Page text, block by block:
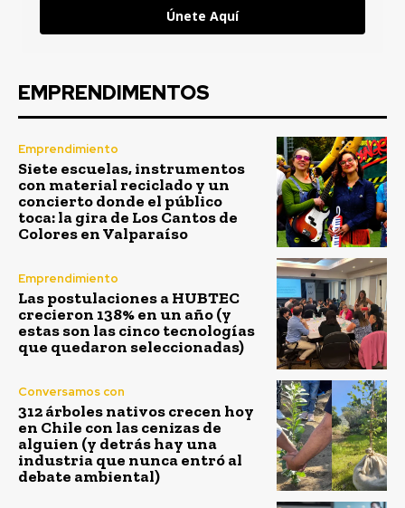
Únete Aquí
EMPRENDIMENTOS
Emprendimiento
Siete escuelas, instrumentos
con material reciclado y un
concierto donde el público
toca: la gira de Los Cantos de
Colores en Valparaíso
Emprendimiento
Las postulaciones a HUBTEC
crecieron 138% en un año (y
estas son las cinco tecnologías
que quedaron seleccionadas)
Conversamos con
312 árboles nativos crecen hoy
en Chile con las cenizas de
alguien (y detrás hay una
industria que nunca entró al
debate ambiental)